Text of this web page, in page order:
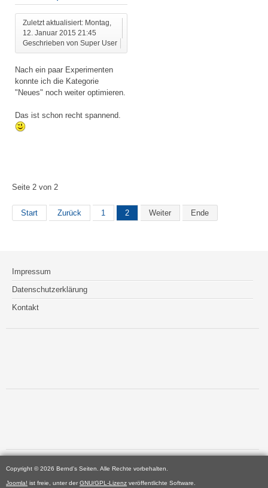
Zuletzt aktualisiert: Montag,
12. Januar 2015 21:45
Geschrieben von Super User
Nach ein paar Experimenten
konnte ich die Kategorie
"Neues" noch weiter optimieren.
Das ist schon recht spannend.
Seite 2 von 2
Start Zurück 1 2 Weiter Ende
Impressum
Datenschutzerklärung
Kontakt
Copyright © 2026 Bernd's Seiten. Alle Rechte vorbehalten.
Joomla! ist freie, unter der GNU/GPL-Lizenz veröffentlichte Software.